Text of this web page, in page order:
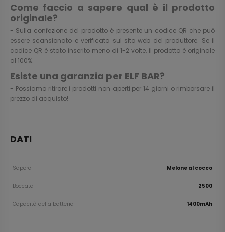
Come faccio a sapere qual è il prodotto
originale?
- Sulla confezione del prodotto è presente un codice QR che può
essere scansionato e verificato sul sito web del produttore. Se il
codice QR è stato inserito meno di 1-2 volte, il prodotto è originale
al 100%.
Esiste una garanzia per ELF BAR?
- Possiamo ritirare i prodotti non aperti per 14 giorni o rimborsare il
prezzo di acquisto!
DATI
Sapore Melone al cocco
Boccata 2500
Capacità della batteria 1400mAh